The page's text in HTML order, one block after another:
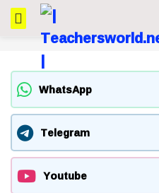
WhatsApp
Telegram
Youtube